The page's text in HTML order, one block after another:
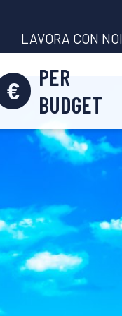
LAVORA CON NOI
PER
BUDGET